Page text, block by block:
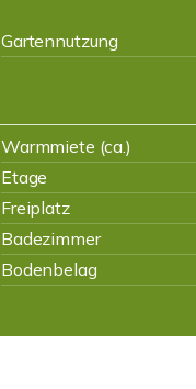
Gartennutzung
Warmmiete (ca.)
Etage
Freiplatz
Badezimmer
Bodenbelag